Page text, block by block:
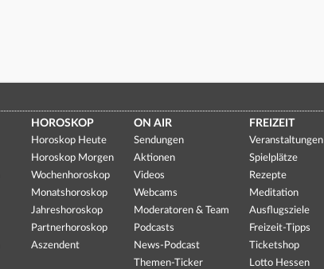
HOROSKOP
Horoskop Heute
Horoskop Morgen
Wochenhoroskop
Monatshoroskop
Jahreshoroskop
Partnerhoroskop
Aszendent
ON AIR
Sendungen
Aktionen
Videos
Webcams
Moderatoren & Team
Podcasts
News-Podcast
Themen-Ticker
FREIZEIT
Veranstaltungen
Spielplätze
Rezepte
Meditation
Ausflugsziele
Freizeit-Tipps
Ticketshop
Lotto Hessen